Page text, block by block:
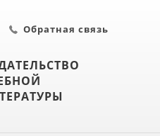
Обратная связь